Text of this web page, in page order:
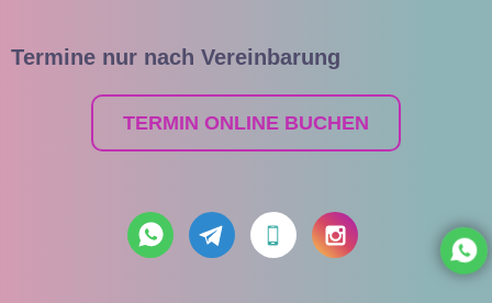
Termine nur nach Vereinbarung
TERMIN ONLINE BUCHEN